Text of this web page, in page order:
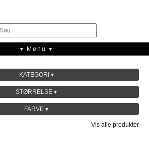
▾ Menu ▾
KATEGORI ▾
STØRRELSE ▾
FARVE ▾
Vis alle produkter